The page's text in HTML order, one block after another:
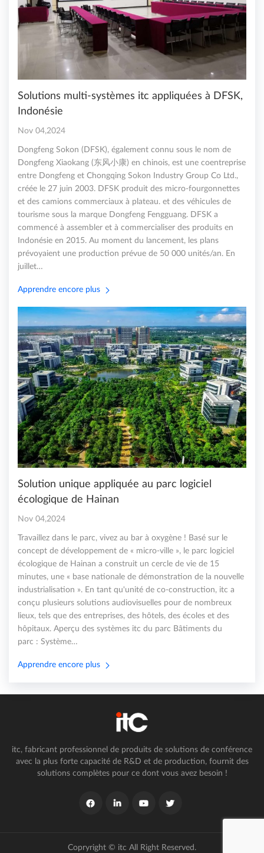
Solutions multi-systèmes itc appliquées à DFSK,
Indonésie
Nov 04,2024
Dongfeng Sokon (DFSK), également connu sous le nom de
Dongfeng Xiaokang (东风小康) en chinois, est une coentreprise
entre Dongfeng et Chongqing Sokon Industry Group Co Ltd.,
créée le 27 juin 2003. DFSK produit des micro-fourgonnettes
et des camions commerciaux à plateau. et des véhicules de
tourisme sous la marque Dongfeng Fengguang. DFSK a
commencé à assembler et à commercialiser des produits en
Indonésie en 2015. Au moment du lancement, les plans
prévoyaient une production prévue de 50 000 unités/an. En
juillet…
Apprendre encore plus
Solution unique appliquée au parc logiciel
écologique de Hainan
Nov 04,2024
Travaillez dans le parc, vivez au bar à oxygène ! Basé sur le
concept de développement de « micro-ville », le parc logiciel
écologique de Hainan a construit un cercle de vie de 15
minutes, une « base nationale de démonstration de la nouvelle
industrialisation ». En tant qu'unité de co-construction, itc a
conçu plusieurs solutions audiovisuelles pour de nombreux
lieux, tels que des entreprises, des hôtels, des écoles et des
hôpitaux. Aperçu des systèmes itc du parc Bâtiments du
parc : Système…
Apprendre encore plus
itc, fabricant professionnel de produits de solutions de conférence
avec la plus forte capacité de R&D et de production, fournit des
solutions complètes pour ce dont vous avez besoin !
Copryright © itc All Right Reserved.